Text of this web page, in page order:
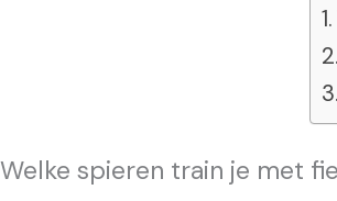
Welke spieren train je met